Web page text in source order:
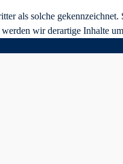
als solche gekennzeichnet.
wir derartige Inhalte